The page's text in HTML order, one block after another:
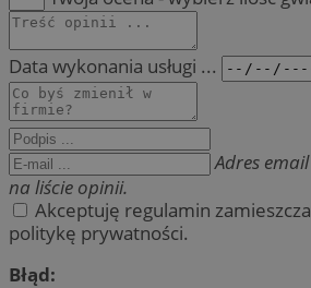
Data wykonania usługi ...
Adres
na liście opinii.
Akceptuję regulamin
politykę prywatności.
Błąd: